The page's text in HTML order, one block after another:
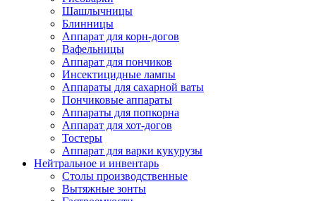
Шашлычницы
Блинницы
Аппарат для корн-догов
Вафельницы
Аппарат для пончиков
Инсектицидные лампы
Аппараты для сахарной ваты
Пончиковые аппараты
Аппараты для попкорна
Аппарат для хот-догов
Тостеры
Аппарат для варки кукурузы
Нейтральное и инвентарь
Столы производственные
Вытяжные зонты